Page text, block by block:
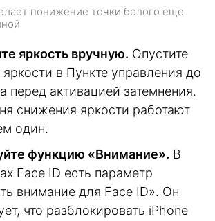
понижение точки белого еще
яркость вручную. Опустите
яркости в Пункте управления до
перед активацией затемнения.
снижения яркости работают
один.
функцию «Внимание». В
Face ID есть параметр
внимание для Face ID». Он
что разблокировать iPhone